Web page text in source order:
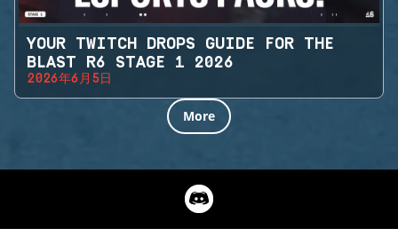
YOUR TWITCH DROPS GUIDE FOR THE
BLAST R6 STAGE 1 2026
2026年6月5日
More